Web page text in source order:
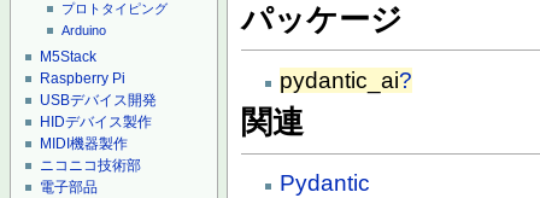
プロトタイピング
Arduino
M5Stack
Raspberry Pi
USBデバイス開発
HIDデバイス製作
MIDI機器製作
ニコニコ技術部
電子部品
パッケージ
pydantic_ai?
関連
Pydantic